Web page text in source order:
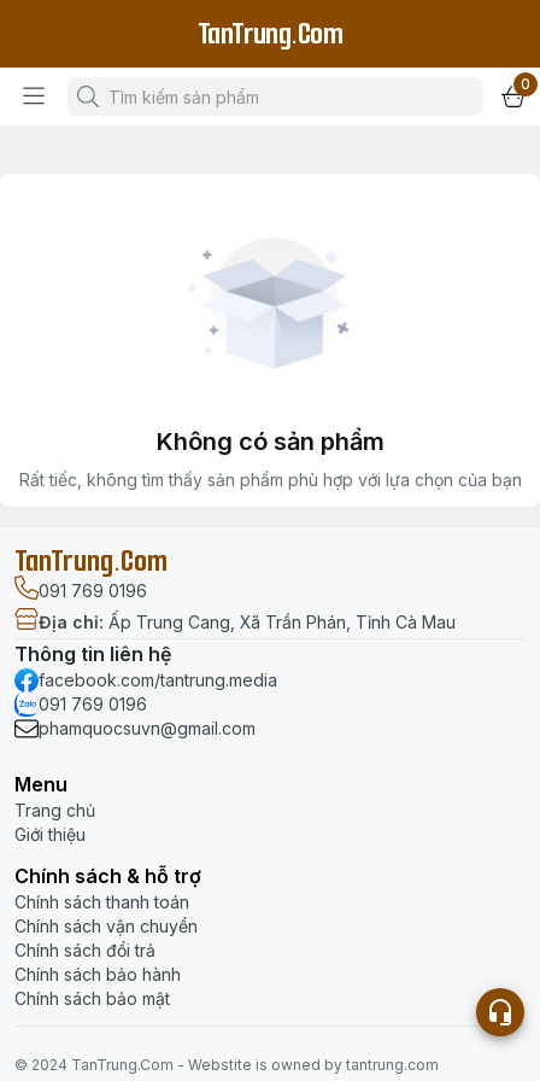
TanTrung.Com
0
Không có sản phẩm
Rất tiếc, không tìm thấy sản phẩm phù hợp với lựa chọn của bạn
TanTrung.Com
091 769 0196
Địa chỉ: Ấp Trung Cang, Xã Trần Phán, Tỉnh Cà Mau
Thông tin liên hệ
facebook.com/tantrung.media
091 769 0196
phamquocsuvn@gmail.com
Menu
Trang chủ
Giới thiệu
Chính sách & hỗ trợ
Chính sách thanh toán
Chính sách vận chuyển
Chính sách đổi trả
Chính sách bảo hành
Chính sách bảo mật
© 2024 TanTrung.Com - Webstite is owned by tantrung.com